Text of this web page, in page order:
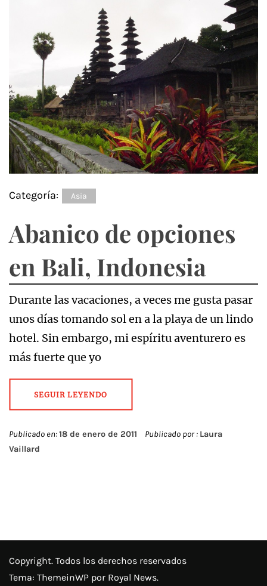
Categoría: Asia
Abanico de opciones
en Bali, Indonesia
Durante las vacaciones, a veces me gusta pasar
unos días tomando sol en a la playa de un lindo
hotel. Sin embargo, mi espíritu aventurero es
más fuerte que yo
SEGUIR LEYENDO
Publicado en:18 de enero de 2011 Publicado por : Laura
Vaillard
Copyright. Todos los derechos reservados
Tema: ThemeinWP por Royal News.